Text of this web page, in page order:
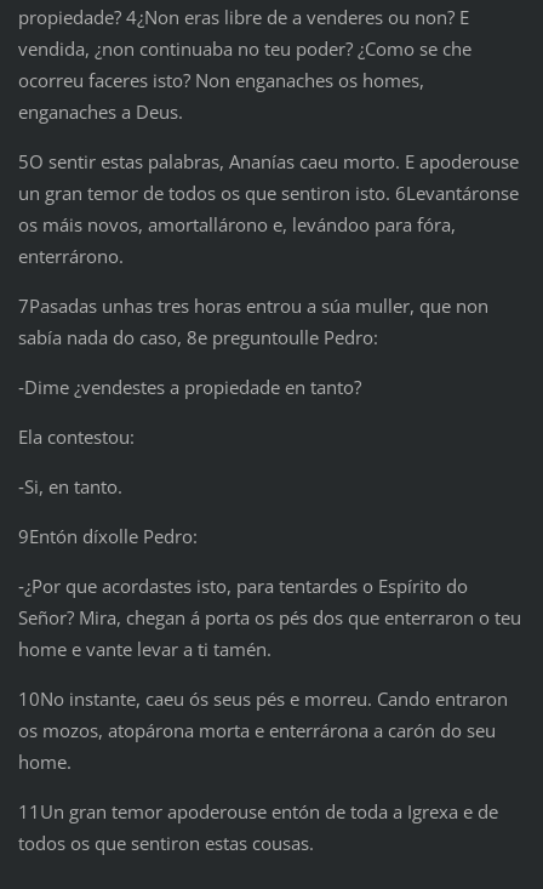
propiedade? 4¿Non eras libre de a venderes ou non? E
vendida, ¿non continuaba no teu poder? ¿Como se che
ocorreu faceres isto? Non enganaches os homes,
enganaches a Deus.
5O sentir estas palabras, Ananías caeu morto. E apoderouse
un gran temor de todos os que sentiron isto. 6Levantáronse
os máis novos, amortallárono e, levándoo para fóra,
enterrárono.
7Pasadas unhas tres horas entrou a súa muller, que non
sabía nada do caso, 8e preguntoulle Pedro:
‑Dime ¿vendestes a propiedade en tanto?
Ela contestou:
‑Si, en tanto.
9Entón díxolle Pedro:
‑¿Por que acordastes isto, para tentardes o Espírito do
Señor? Mira, chegan á porta os pés dos que enterraron o teu
home e vante levar a ti tamén.
10No instante, caeu ós seus pés e morreu. Cando entraron
os mozos, atopárona morta e enterrárona a carón do seu
home.
11Un gran temor apoderouse entón de toda a Igrexa e de
todos os que sentiron estas cousas.